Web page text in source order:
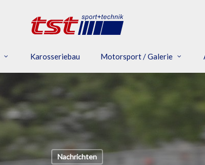
Karosseriebau Motorsport / Galerie
Nachrichten